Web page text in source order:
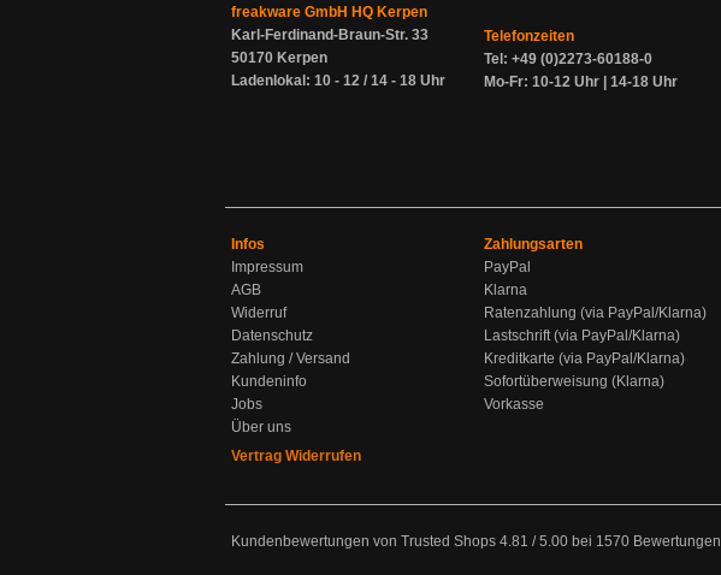
freakware GmbH HQ Kerpen
Karl-Ferdinand-Braun-Str. 33
50170 Kerpen
Ladenlokal: 10 - 12 / 14 - 18 Uhr
Telefonzeiten
Tel: +49 (0)2273-60188-0
Mo-Fr: 10-12 Uhr | 14-18 Uhr
Infos
Impressum
AGB
Widerruf
Datenschutz
Zahlung / Versand
Kundeninfo
Jobs
Über uns
Vertrag Widerrufen
Zahlungsarten
PayPal
Klarna
Ratenzahlung (via PayPal/Klarna)
Lastschrift (via PayPal/Klarna)
Kreditkarte (via PayPal/Klarna)
Sofortüberweisung (Klarna)
Vorkasse
Kundenbewertungen von Trusted Shops 4.81 /5.00 bei 1570 Bewertungen